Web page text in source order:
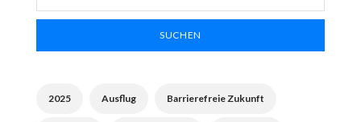
SUCHEN
2025 Ausflug Barrierefreie Zukunft